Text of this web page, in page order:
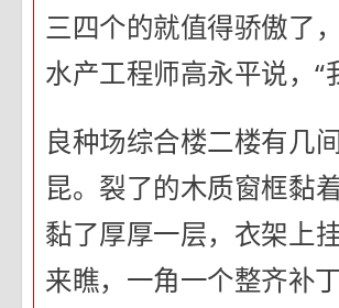
三四个的就值得骄傲了
水产工程师高永平说，
良种场综合楼二楼有几
昆。裂了的木质窗框黏
黏了厚厚一层，衣架上
来瞧，一角一个整齐补丁